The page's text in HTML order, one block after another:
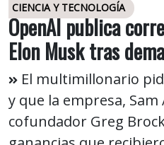
CIENCIA Y TECNOLOGÍA
OpenAI publica
Elon Musk tras
El multimillonario
y que la empresa, Sam
cofundador Greg